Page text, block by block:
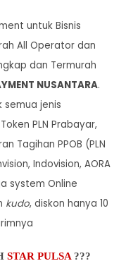
untuk Bisnis
All Operator dan
dan Termurah
NUSANTARA.
semua jenis
PLN Prabayar,
Tagihan PPOB (PLN
Indovision, AORA
system Online
kudo, diskon hanya 10
STAR PULSA ???